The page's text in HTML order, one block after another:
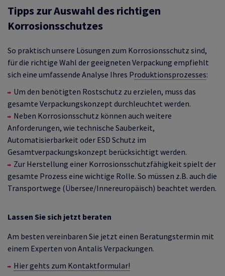
Tipps zur Auswahl des richtigen
Korrosionsschutzes
So praktisch unsere Lösungen zum Korrosionsschutz sind,
für die richtige Wahl der geeigneten Verpackung empfiehlt
sich eine umfassende Analyse Ihres Produktionsprozesses:
Um den benötigten Rostschutz zu erzielen, muss das
gesamte Verpackungskonzept durchleuchtet werden.
Neben Korrosionsschutz können auch weitere
Anforderungen, wie technische Sauberkeit,
Automatisierbarkeit oder ESD Schutz im
Gesamtverpackungskonzept berücksichtigt werden.
Zur Herstellung einer Korrosionsschutzfähigkeit spielt der
gesamte Prozess eine wichtige Rolle. So müssen z.B. auch die
Transportwege (Übersee/Innereuropäisch) beachtet werden.
Lassen Sie sich jetzt beraten
Am besten vereinbaren Sie jetzt einen Beratungstermin mit
einem Experten von Antalis Verpackungen.
Hier gehts zum Kontaktformular!